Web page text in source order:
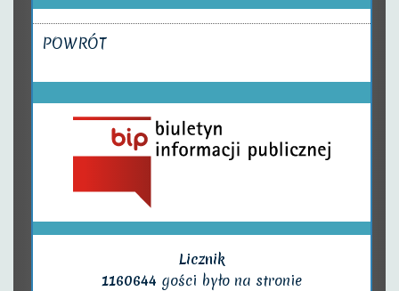
POWRÓT
Licznik
1160644 gości było na stronie